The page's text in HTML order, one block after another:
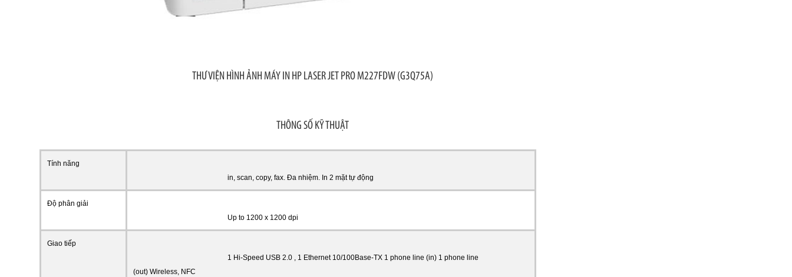
THƯ VIỆN HÌNH ẢNH MÁY IN HP LASER JET PRO M227FDW (G3Q75A)
THÔNG SỐ KỸ THUẬT
Tính năng
in, scan, copy, fax. Đa nhiệm. In 2 mặt tự động
Độ phân giải
Up to 1200 x 1200 dpi
Giao tiếp
1 Hi-Speed USB 2.0 , 1 Ethernet 10/100Base-TX 1 phone line (in) 1 phone line
(out) Wireless, NFC